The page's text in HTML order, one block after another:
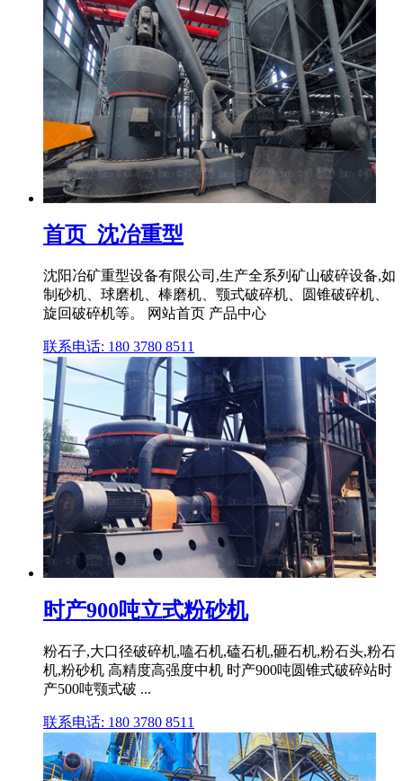
首页_沈冶重型
沈阳冶矿重型设备有限公司,生产全系列矿山破碎设备,如
制砂机、球磨机、棒磨机、颚式破碎机、圆锥破碎机、
旋回破碎机等。 网站首页 产品中心
联系电话: 180 3780 8511
时产900吨立式粉砂机
粉石子,大口径破碎机,嗑石机,磕石机,砸石机,粉石头,粉石
机,粉砂机 高精度高强度中机 时产900吨圆锥式破碎站时
产500吨颚式破 ...
联系电话: 180 3780 8511